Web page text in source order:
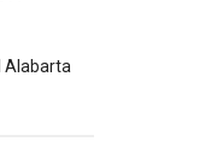
Alabarta